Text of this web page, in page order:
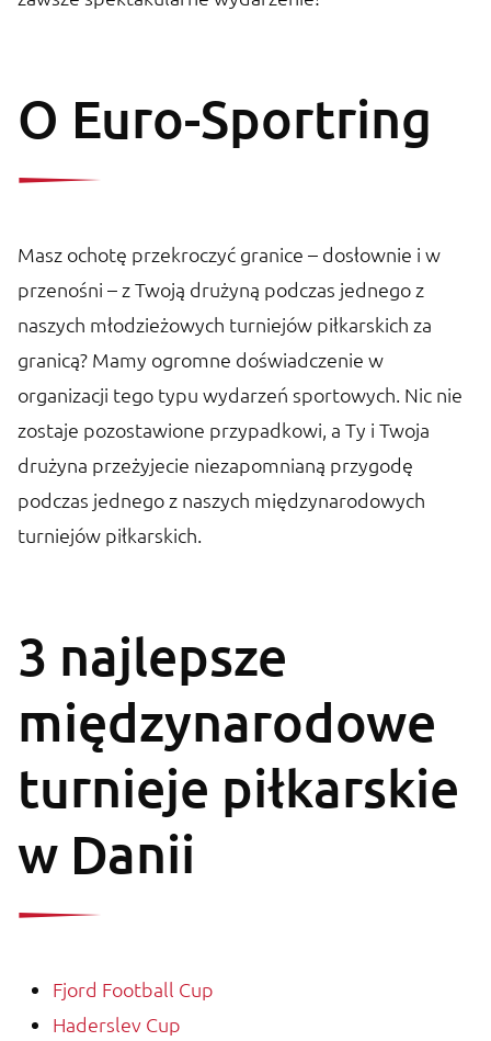
O Euro-Sportring
Masz ochotę przekroczyć granice – dosłownie i w
przenośni – z Twoją drużyną podczas jednego z
naszych młodzieżowych turniejów piłkarskich za
granicą? Mamy ogromne doświadczenie w
organizacji tego typu wydarzeń sportowych. Nic nie
zostaje pozostawione przypadkowi, a Ty i Twoja
drużyna przeżyjecie niezapomnianą przygodę
podczas jednego z naszych międzynarodowych
turniejów piłkarskich.
3 najlepsze
międzynarodowe
turnieje piłkarskie
w Danii
Fjord Football Cup
Haderslev Cup